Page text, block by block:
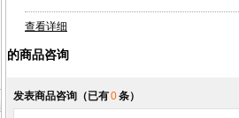
查看详细
的商品咨询
发表商品咨询 （已有0条）